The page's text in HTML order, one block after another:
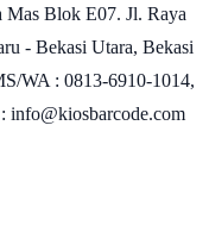
Mas Blok E07. Jl. Raya
- Bekasi Utara, Bekasi
WA : 0813-6910-1014,
info@kiosbarcode.com